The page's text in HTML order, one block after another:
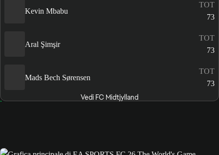
Kevin Mbabu
TOT
73
Aral Şimşir
TOT
73
Mads Bech Sørensen
TOT
73
Vedi FC Midtjylland